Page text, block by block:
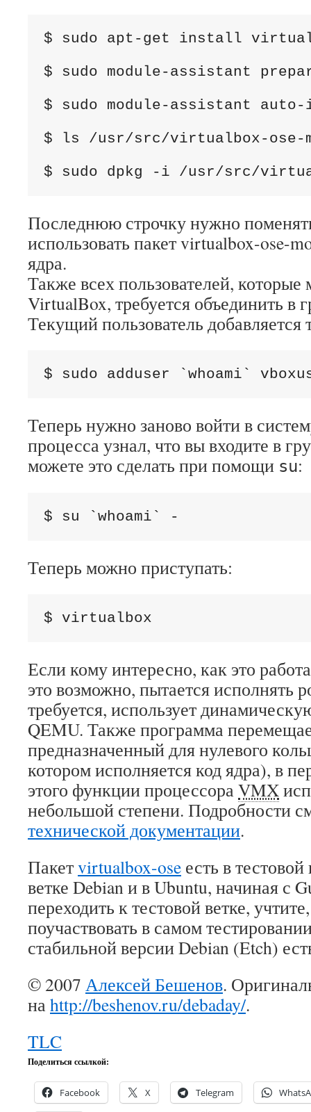
$ sudo apt-get install
$ sudo module-assistant
$ sudo module-assistant
$ ls /usr/src/virtualbox-ose-
$ sudo dpkg -i /usr/src/
Последнюю строчку нужно
использовать пакет virtualbox-ose-
ядра.
Также всех пользователей, которые
VirtualBox, требуется объединить в
Текущий пользователь добавляется
$ sudo adduser `whoami`
Теперь нужно заново войти в
процесса узнал, что вы входите в
можете это сделать при помощи su:
$ su `whoami` -
Теперь можно приступать:
$ virtualbox
Если кому интересно, как это
это возможно, пытается исполнять
требуется, использует
QEMU. Также программа
предназначенный для нулевого
котором исполняется код ядра), в
этого функции процессора VMX
небольшой степени. Подробности
технической документации.
Пакетvirtualbox-ose есть в
ветке Debian и в Ubuntu, начиная с
переходить к тестовой ветке,
поучаствовать в самом
стабильной версии Debian (Etch)
© 2007 Алексей Бешенов.
на http://beshenov.ru/debaday/.
TLC
Поделиться ссылкой:
Facebook X Telegram